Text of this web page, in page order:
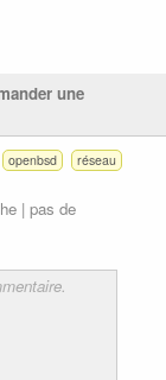
une
openbsd réseau
| pas de